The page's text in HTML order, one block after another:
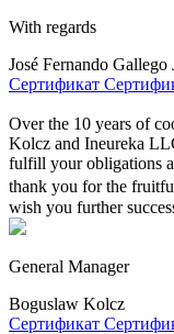
With regards
José Fernando Gallego
Сертификат
Over the 10 years of
Kolcz and Ineureka
fulfill your obligations
thank you for the
wish you further
General Manager
Boguslaw Kolcz
Сертификат